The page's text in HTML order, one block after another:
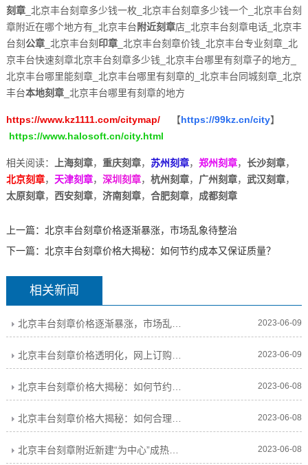
刻章_北京丰台刻章多少钱一枚_北京丰台刻章多少钱一个_北京丰台刻
章附近在哪个地方有_北京丰台附近刻章店_北京丰台刻章电话_北京丰
台刻公章_北京丰台刻 印章_北京丰台刻章价钱_北京丰台专业刻章_北
京丰台快速刻章北京丰台刻章多少钱_北京丰台哪里有刻章子的地方_
北京丰台哪里能刻章_北京丰台哪里有刻章的_北京丰台同城刻章_北京
丰台本地刻章_北京丰台哪里有刻章的地方
https://www.kz1111.com/citymap/【https://99kz.cn/city】
https://www.halosoft.cn/city.html
相关阅读： 上海刻章， 重庆刻章， 苏州刻章， 郑州刻章， 长沙刻章，
北京刻章， 天津刻章， 深圳刻章， 杭州刻章， 广州刻章， 武汉刻章，
太原刻章， 西安刻章， 济南刻章， 合肥刻章， 成都刻章
上一篇： 北京丰台刻章价格逐渐暴涨，市场乱象待整治
下一篇： 北京丰台刻章价格大揭秘：如何节约成本又保证质量？
相关新闻
北京丰台刻章价格逐渐暴涨，市场乱象待整治 2023-06-09
2023-06-09
2023-06-08
2023-06-08
北京丰台刻章附近新建“为中心”成热门商业区，吸引海内外游客闻名而来 2023-06-08